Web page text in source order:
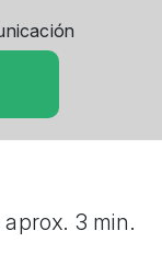
3 min.